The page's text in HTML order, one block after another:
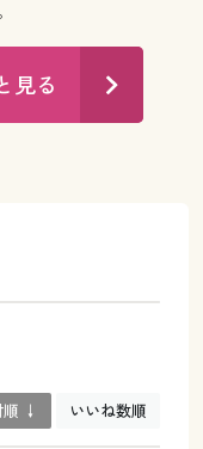
見る
順 ↓ いいね数順